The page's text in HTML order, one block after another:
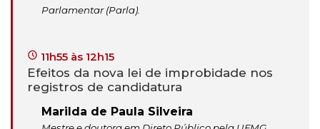
Parlamentar (Parla).
11h55 às 12h15
Efeitos da nova lei de improbidade nos
registros de candidatura
Marilda de Paula Silveira